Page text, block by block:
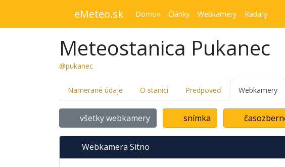
eMeteo.sk Domov Články Webkamery Radary
Meteostanica Pukanec
@pukanec
Namerané údaje O stanici Predpoveď Webkamery
všetky webkamery snímka
Webkamera Sitno